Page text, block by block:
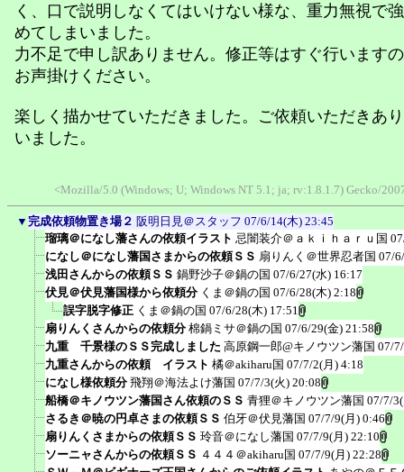
く、口で説明しなくてはいけない様な、重力無視で
めてしまいました。
力不足で申し訳ありません。修正等はすぐ行います
お声掛けください。
楽しく描かせていただきました。ご依頼いただきあ
いました。
<Mozilla/5.0 (Windows; U; Windows NT 5.1; ja; rv:1.8.1.7) Gecko/
▼ 完成依頼物置き場２ 阪明日見＠スタッフ 07/6/14(木) 23:45
瑠璃＠になし藩さんの依頼イラスト 忌闇装介＠ａｋｉｈａｒｕ国
になし＠になし藩国さまからの依頼ＳＳ 扇りんく＠世界忍者国 07/
浅田さんからの依頼ＳＳ 鍋野沙子＠鍋の国 07/6/27(水) 16:17
伏見＠伏見藩国様から依頼分 くま＠鍋の国 07/6/28(木) 2:18
誤字脱字修正 くま＠鍋の国 07/6/28(木) 17:51
扇りんくさんからの依頼分 棉鍋ミサ＠鍋の国 07/6/29(金) 21:58
九重 千景様のＳＳ完成しました 高原鋼一郎@キノウツン藩国 07/
九重さんからの依頼 イラスト 橘＠akiharu国 07/7/2(月) 4:18
になし様依頼分 飛翔＠海法よけ藩国 07/7/3(火) 20:08
船橋＠キノウツン藩国さん依頼のＳＳ 青狸＠キノウツン藩国 07/7/
さるき＠暁の円卓さまの依頼ＳＳ 伯牙＠伏見藩国 07/7/9(月) 0:46
扇りんくさまからの依頼ＳＳ 玲音＠になし藩国 07/7/9(月) 22:10
ソーニャさんからの依頼ＳＳ ４４４＠akiharu国 07/7/9(月) 22:28